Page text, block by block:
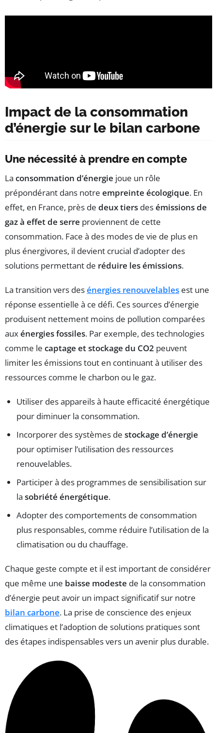
Impact de la consommation
d’énergie sur le bilan carbone
Une nécessité à prendre en compte
La consommation d’énergie joue un rôle
prépondérant dans notre empreinte écologique. En
effet, en France, près de deux tiers desémissions de
gaz à effet de serre proviennent de cette
consommation. Face à des modes de vie de plus en
plus énergivores, il devient crucial d’adopter des
solutions permettant de réduire les émissions.
La transition vers desénergies renouvelables est une
réponse essentielle à ce défi. Ces sources d’énergie
produisent nettement moins de pollution comparées
auxénergies fossiles. Par exemple, des technologies
comme le captage et stockage du CO2 peuvent
limiter les émissions tout en continuant à utiliser des
ressources comme le charbon ou le gaz.
Utiliser des appareils à haute efficacité énergétique
pour diminuer la consommation.
Incorporer des systèmes de stockage d’énergie
pour optimiser l’utilisation des ressources
renouvelables.
Participer à des programmes de sensibilisation sur
la sobriété énergétique.
Adopter des comportements de consommation
plus responsables, comme réduire l’utilisation de la
climatisation ou du chauffage.
Chaque geste compte et il est important de considérer
que même une baisse modeste de la consommation
d’énergie peut avoir un impact significatif sur notre
bilan carbone. La prise de conscience des enjeux
climatiques et l’adoption de solutions pratiques sont
des étapes indispensables vers un avenir plus durable.